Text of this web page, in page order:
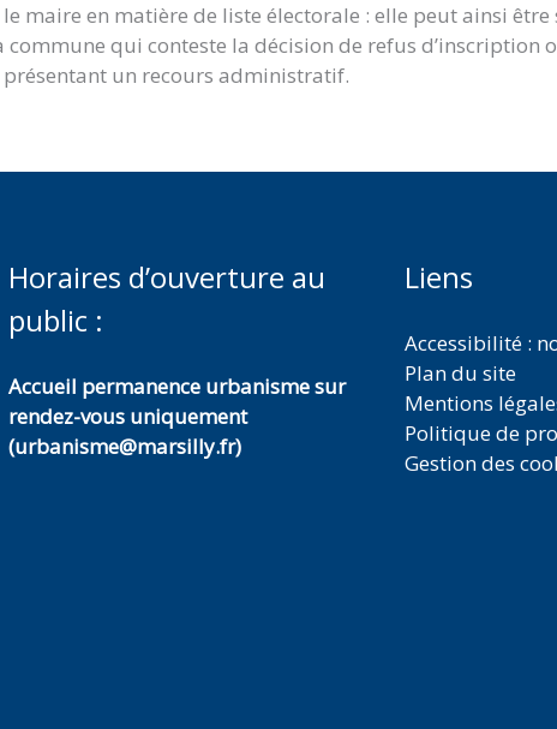
maire en matière de liste électorale : elle peut ainsi être
qui conteste la décision de refus d’inscription
un recours administratif.
Horaires d’ouverture au
public :
Accueil permanence urbanisme sur
rendez-vous uniquement
(urbanisme@marsilly.fr)
Liens
Accessibilité :
Plan du site
Mentions
Politique de
Gestion des